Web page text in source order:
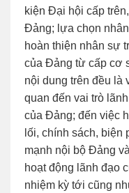
kiện Đại hội cấp
Đảng; lựa chọn
hoàn thiện nhân sự
của Đảng từ cấp cơ
nội dung trên đều là
quan đến vai trò
của Đảng; đến việc
lối, chính sách, biện
mạnh nội bộ Đảng
hoạt động lãnh đạo
nhiệm kỳ tới cũng